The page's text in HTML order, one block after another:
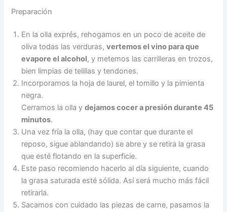
Preparación
En la olla exprés, rehogamos en un poco de aceite de
oliva todas las verduras,vertemos el vino para que
evapore el alcohol, y metemos las carrilleras en trozos,
bien limpias de telillas y tendones.
Incorporamos la hoja de laurel, el tomillo y la pimienta
negra.
Cerramos la olla ydejamos cocer a presión durante 45
minutos.
Una vez fría la olla, (hay que contar que durante el
reposo, sigue ablandando) se abre y se retira la grasa
que esté flotando en la superficie.
Este paso recomiendo hacerlo al día siguiente, cuando
la grasa saturada esté sólida. Así será mucho más fácil
retirarla.
Sacamos con cuidado las piezas de carne, pasamos la